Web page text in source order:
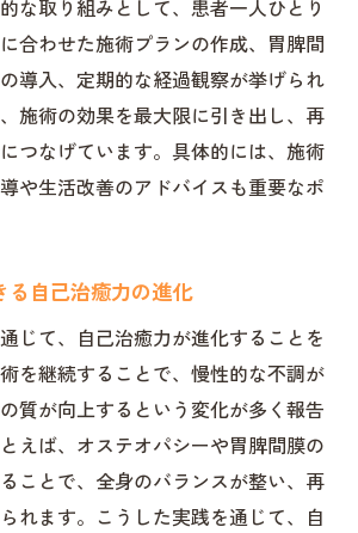
な取り組みとして、患者一人ひとり
合わせた施術プランの作成、胃脾間
導入、定期的な経過観察が挙げられ
施術の効果を最大限に引き出し、再
つなげています。具体的には、施術
や生活改善のアドバイスも重要なポ
る自己治癒力の進化
じて、自己治癒力が進化することを
を継続することで、慢性的な不調が
質が向上するという変化が多く報告
えば、オステオパシーや胃脾間膜の
ことで、全身のバランスが整い、再
れます。こうした実践を通じて、自